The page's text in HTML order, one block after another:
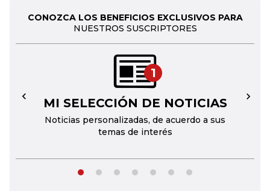
CONOZCA LOS BENEFICIOS EXCLUSIVOS PARA
NUESTROS SUSCRIPTORES
1
MI SELECCIÓN DE NOTICIAS
Noticias personalizadas, de acuerdo a sus
temas de interés
← →